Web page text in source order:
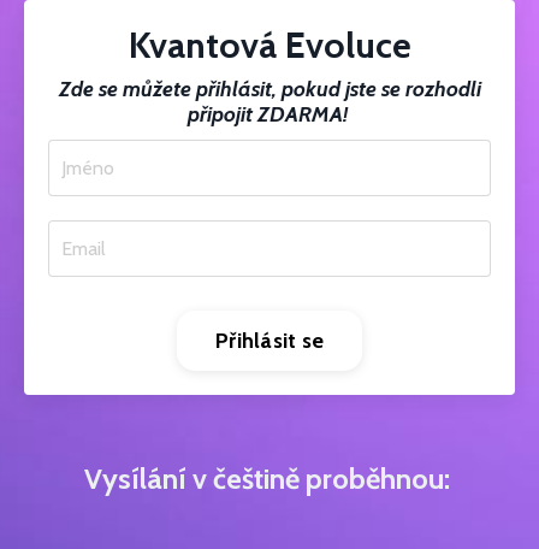
Kvantová Evoluce
Zde se můžete přihlásit, pokud jste se rozhodli
připojit ZDARMA!
Přihlásit se
Vysílání v češtině proběhnou: